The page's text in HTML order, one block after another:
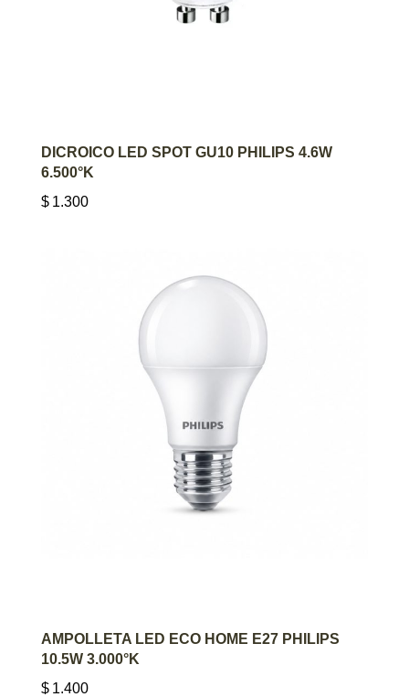
AGREGAR AL CARRITO
DICROICO LED SPOT GU10 PHILIPS 4.6W
6.500°K
$ 1.300
AGREGAR AL CARRITO
AMPOLLETA LED ECO HOME E27 PHILIPS
10.5W 3.000°K
$ 1.400